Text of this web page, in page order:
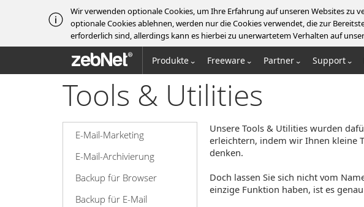
Wir verwenden optionale Cookies, um Ihre Erfahrung auf unseren Websites zu
optionale Cookies ablehnen, werden nur die Cookies verwendet, die zur
erforderlich sind, allerdings kann es hierbei zu unerwartetem Verhalten auf
zebNet® Produkte Freeware Partner Support
Tools & Utilities
E-Mail-Marketing
E-Mail-Archivierung
Backup für Browser
Backup für E-Mail
Unsere Tools & Utilities wurden
erleichtern, indem wir Ihnen kleine
denken.
Doch lassen Sie sich nicht vom
einzige Funktion haben, ist es